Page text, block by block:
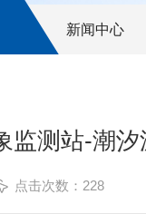
新闻中心
监测站-潮
点击次数：228